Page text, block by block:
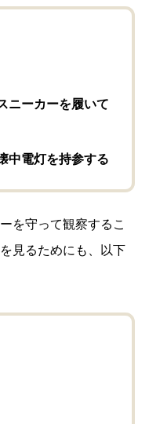
ニーカーを履いて
中電灯を持参する
を守って観察するこ
見るためにも、以下